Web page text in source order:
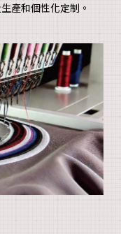
產和個性化定制。